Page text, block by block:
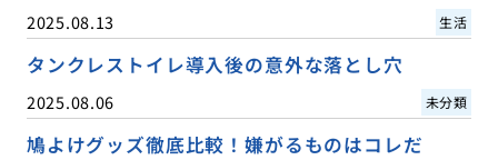
2025.08.13 生活
タンクレストイレ導入後の意外な落とし穴
2025.08.06 未分類
鳩よけグッズ徹底比較！嫌がるものはコレだ